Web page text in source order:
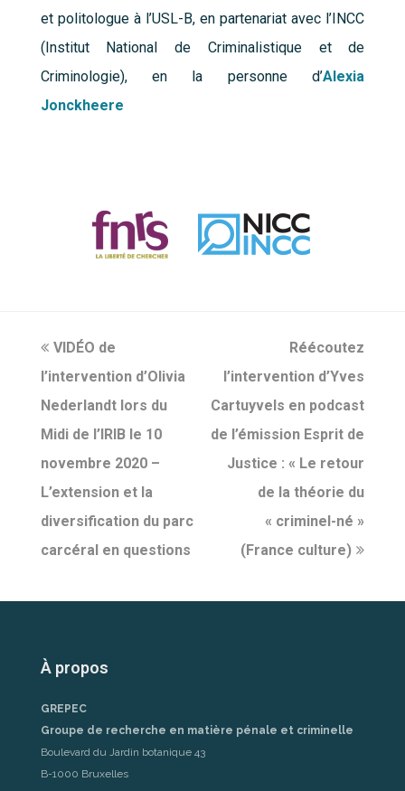
et politologue à l’USL-B, en partenariat avec l’INCC
(Institut National de Criminalistique et de
Criminologie), en la personne d’Alexia
Jonckheere
previous
post:
VIDÉO de
l’intervention d’Olivia
Nederlandt lors du
Midi de l’IRIB le 10
novembre 2020 –
L’extension et la
diversification du parc
carcéral en questions
next
post:
Réécoutez
l’intervention d’Yves
Cartuyvels en podcast
de l’émission Esprit de
Justice : « Le retour
de la théorie du
« criminel-né »
(France culture)
À propos
GREPEC
Groupe de recherche en matière pénale et criminelle
Boulevard du Jardin botanique 43
B-1000 Bruxelles